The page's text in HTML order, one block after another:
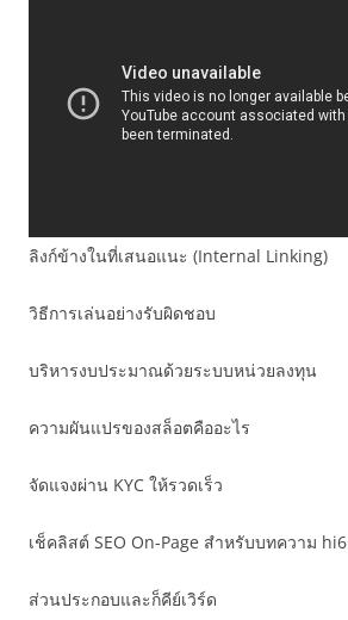
ลิงก์ข้างในที่เสนอแนะ (Internal Linking)
วิธีการเล่นอย่างรับผิดชอบ
บริหารงบประมาณด้วยระบบหน่วยลงทุน
ความผันแปรของสล็อตคืออะไร
จัดแจงผ่าน KYC ให้รวดเร็ว
เช็คลิสต์ SEO On-Page สำหรับบทความ hi6
ส่วนประกอบและก็คีย์เวิร์ด